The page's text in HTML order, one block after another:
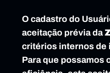
O cadastro do
aceitação prévia da
critérios internos de
Para que possamos